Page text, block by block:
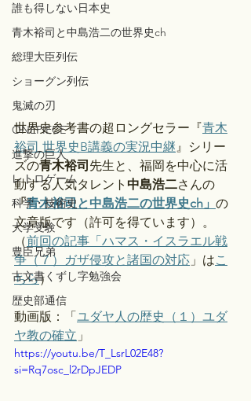
誰も得しない日本史
青木裕司と中島浩二の世界史ch
総理大臣列伝
ショーグン列伝
鬼滅の刃
ONEPIECE
進撃の巨人
レトロゲーム
科学・技術史
大学受験
豊臣兄弟
古文書くずし字勉強会
歴史部通信
世界史参考書の超ロングセラー『青木
裕司 世界史B講義の実況中継』シリー
ズの青木裕司 先生と、福岡を中心に活
動する人気タレント 中島浩二さんの
「青木裕司と中島浩二の世界史ch」 の
文章版です（許可を得ています）。
（前回の記事「ハマス・イスラエル戦
争（７）ガザ侵攻と諸国の対応 」はこ
ちら）
動画版：「ユダヤ人の歴史（１）ユダ
ヤ教の確立 」
https://youtu.be/T_LsrL02E48?
si=Rq7osc_l2rDpJEDP